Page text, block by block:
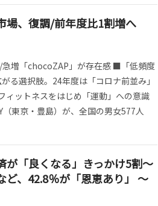
場、復調/前年度比1割増へ
増「chocoZAP」が存在感 ■「低頻度
る選択肢。24年度は「コロナ前並み」
ィットネスをはじめ「運動」への意識
（東京・豊島）が、全国の男女577人
が「良くなる」きっかけ5割～
ど、42.8％が「恩恵あり」 ～